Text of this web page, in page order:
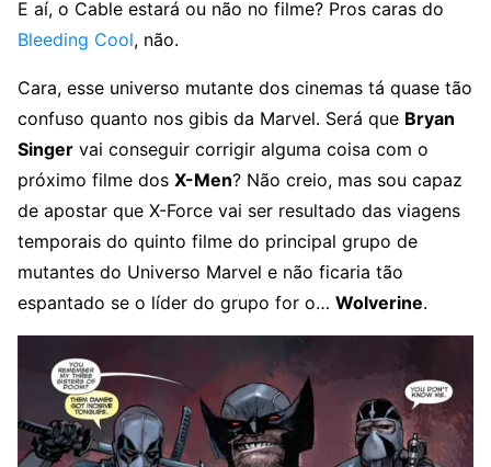
E aí, o Cable estará ou não no filme? Pros caras do
Bleeding Cool, não.
Cara, esse universo mutante dos cinemas tá quase tão
confuso quanto nos gibis da Marvel. Será que Bryan
Singer vai conseguir corrigir alguma coisa com o
próximo filme dos X-Men? Não creio, mas sou capaz
de apostar que X-Force vai ser resultado das viagens
temporais do quinto filme do principal grupo de
mutantes do Universo Marvel e não ficaria tão
espantado se o líder do grupo for o… Wolverine.